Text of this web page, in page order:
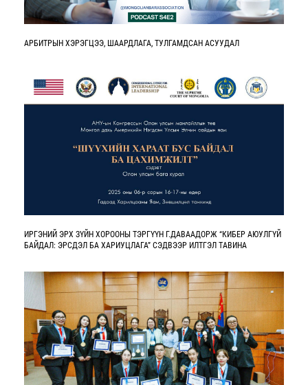
АРБИТРЫН ХЭРЭГЦЭЭ, ШААРДЛАГА, ТУЛГАМДСАН АСУУДАЛ
ИРГЭНИЙ ЭРХ ЗҮЙН ХОРООНЫ ТЭРГҮҮН Г.ДАВААДОРЖ “КИБЕР АЮУЛГҮЙ
БАЙДАЛ: ЭРСДЭЛ БА ХАРИУЦЛАГА” СЭДВЭЭР ИЛТГЭЛ ТАВИНА